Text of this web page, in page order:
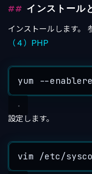
インストール
インストールします。
（４）PHP
yum --
設定します。
vim /etc/